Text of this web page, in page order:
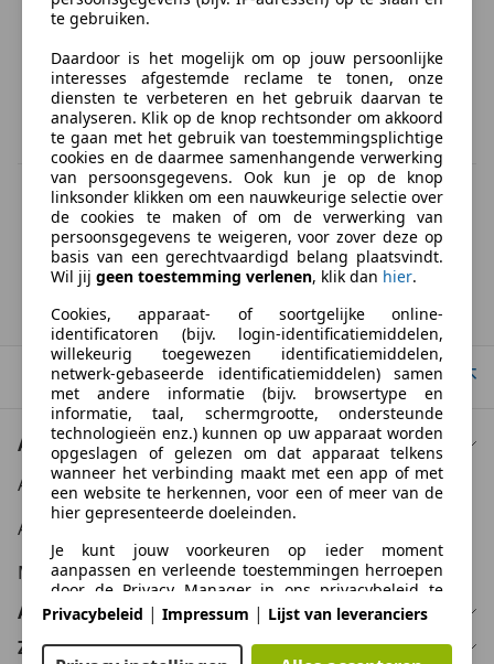
Ontdek vergelijkbare voertuigen
Niet precies je zoekopdracht, maar misschien wel de
perfecte match.
BTW verrekenbaar
Specificatie van de fabrikant voor nieuwe voertuigen. Afhankelijk van de
kilometerstand, het rijgedrag, de leeftijd van de batterij en het
laadgedrag, kan de radius van occasies aanzienlijk variëren.
Homepage
Naar boven
Auto kopen
Auto kooptips
Auto zoektips
Meer informatie
Auto verkopen
Zakelijk
te gebruiken.
Daardoor is het mogelijk om op jouw persoonlijke
interesses afgestemde reclame te tonen, onze
diensten te verbeteren en het gebruik daarvan te
analyseren. Klik op de knop rechtsonder om akkoord
te gaan met het gebruik van toestemmingsplichtige
cookies en de daarmee samenhangende verwerking
van persoonsgegevens. Ook kun je op de knop
linksonder klikken om een nauwkeurige selectie over
de cookies te maken of om de verwerking van
persoonsgegevens te weigeren, voor zover deze op
basis van een gerechtvaardigd belang plaatsvindt.
Wil jij geen toestemming verlenen, klik dan hier.
Cookies, apparaat- of soortgelijke online-
identificatoren (bijv. login-identificatiemiddelen,
willekeurig toegewezen identificatiemiddelen,
netwerk-gebaseerde identificatiemiddelen) samen
met andere informatie (bijv. browsertype en
informatie, taal, schermgrootte, ondersteunde
technologieën enz.) kunnen op uw apparaat worden
opgeslagen of gelezen om dat apparaat telkens
wanneer het verbinding maakt met een app of met
een website te herkennen, voor een of meer van de
hier gepresenteerde doeleinden.
Je kunt jouw voorkeuren op ieder moment
aanpassen en verleende toestemmingen herroepen
door de Privacy Manager in ons privacybeleid te
bezoeken.
Privacybeleid | Impressum | Lijst van leveranciers